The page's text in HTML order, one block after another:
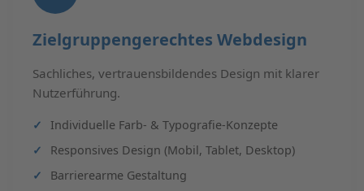
Zielgruppengerechtes Webdesign
Sachliches, vertrauensbildendes Design mit klarer
Nutzerführung.
Individuelle Farb- & Typografie-Konzepte
Responsives Design (Mobil, Tablet, Desktop)
Barrierearme Gestaltung